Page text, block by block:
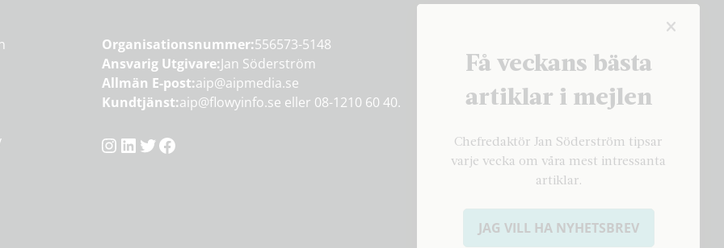
Få veckans bästa
artiklar i mejlen
Chefredaktör Jan Söderström tipsar
varje vecka om våra mest intressanta
artiklar.
JAG VILL HA NYHETSBREV
Organisationsnummer:556573-5148
Ansvarig Utgivare:Jan Söderström
Allmän E-post:aip@aipmedia.se
Kundtjänst:aip@flowyinfo.se eller 08-1210 60 40.
Instagram
LinkedIn
Twitter
Facebook
Få veckans bästa
artiklar på mejlen